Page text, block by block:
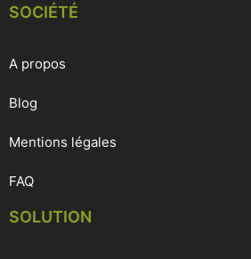
SOCIÉTÉ
A propos
Blog
Mentions légales
FAQ
SOLUTION